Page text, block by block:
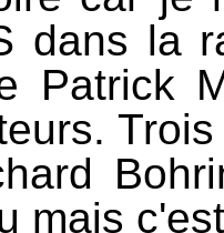
dans la
Patrick
mais